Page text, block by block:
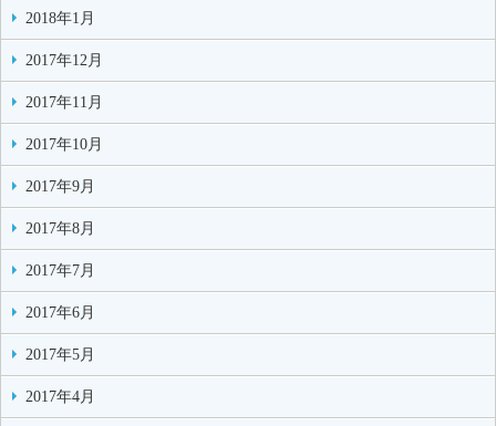
2018年1月
2017年12月
2017年11月
2017年10月
2017年9月
2017年8月
2017年7月
2017年6月
2017年5月
2017年4月